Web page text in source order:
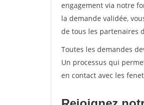
engagement via notre
la demande validée,
de tous les partenaires
Toutes les demandes
Un processus qui
en contact avec les